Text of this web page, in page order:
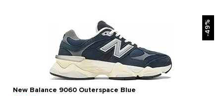
-49%
New Balance 9060 Outerspace Blue